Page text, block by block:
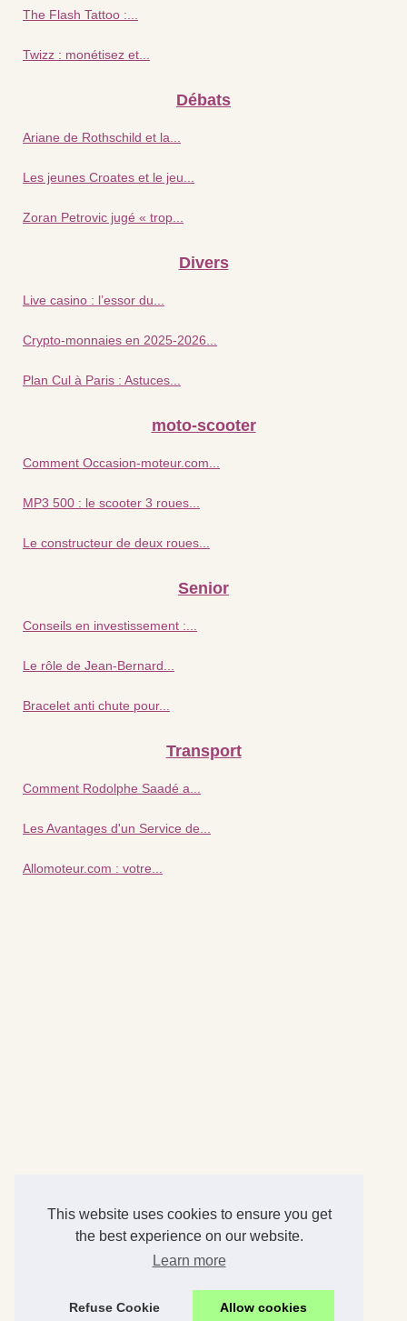
This website uses cookies to ensure you get
the best experience on our website.
Learn more
Refuse Cookie Allow cookies
The Flash Tattoo :...
Twizz : monétisez et...
Débats
Ariane de Rothschild et la...
Les jeunes Croates et le jeu...
Zoran Petrovic jugé « trop...
Divers
Live casino : l’essor du...
Crypto-monnaies en 2025-2026...
Plan Cul à Paris : Astuces...
moto-scooter
Comment Occasion-moteur.com...
MP3 500 : le scooter 3 roues...
Le constructeur de deux roues...
Senior
Conseils en investissement :...
Le rôle de Jean-Bernard...
Bracelet anti chute pour...
Transport
Comment Rodolphe Saadé a...
Les Avantages d'un Service de...
Allomoteur.com : votre...